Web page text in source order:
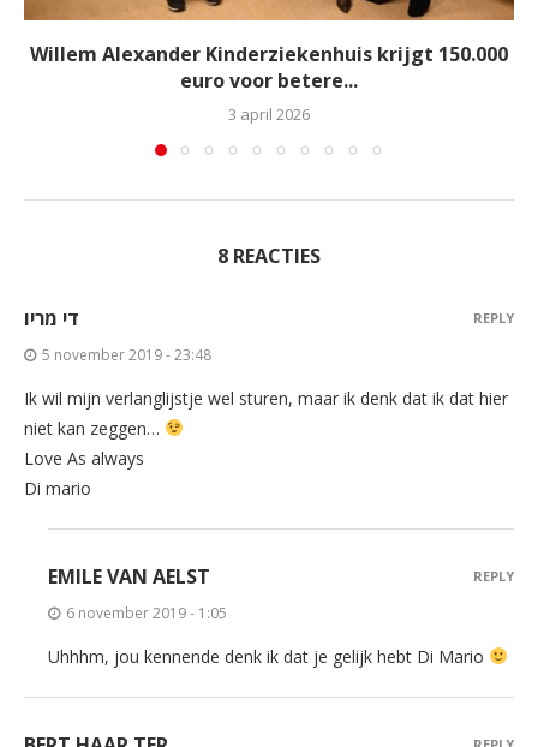
Willem Alexander Kinderziekenhuis krijgt 150.000
euro voor betere...
3 april 2026
8 REACTIES
די מריו
5 november 2019 - 23:48
Ik wil mijn verlanglijstje wel sturen, maar ik denk dat ik dat hier
niet kan zeggen…
Love As always
Di mario
REPLY
EMILE VAN AELST
6 november 2019 - 1:05
Uhhhm, jou kennende denk ik dat je gelijk hebt Di Mario
REPLY